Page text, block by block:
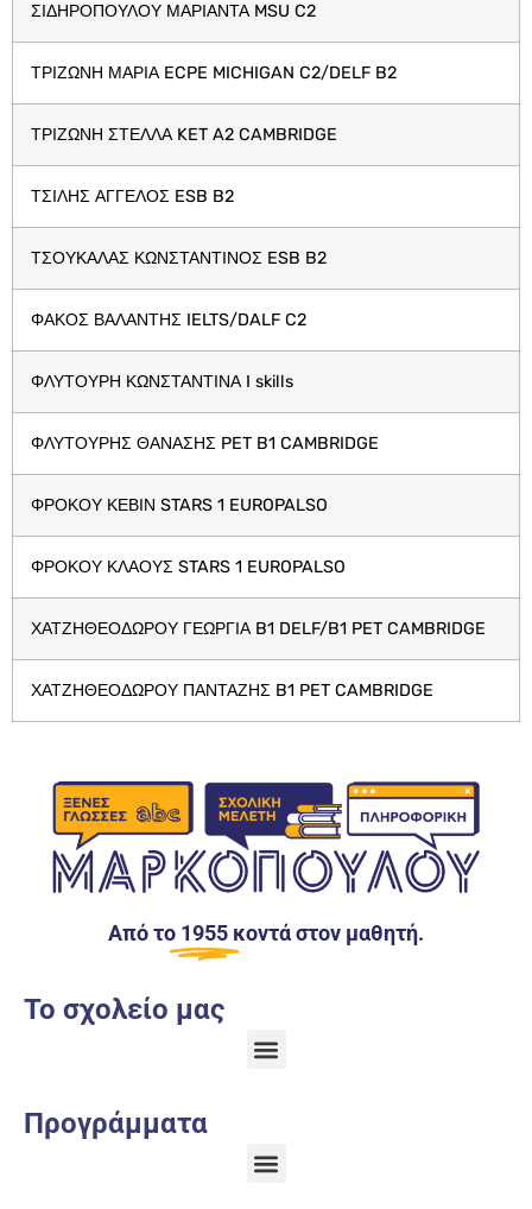
ΣΙΔΗΡΟΠΟΥΛΟΥ ΜΑΡΙΑΝΤΑ MSU C2
ΤΡΙΖΩΝΗ ΜΑΡΙΑ ECPE MICHIGAN C2/DELF B2
ΤΡΙΖΩΝΗ ΣΤΕΛΛΑ KET A2 CAMBRIDGE
ΤΣΙΛΗΣ ΑΓΓΕΛΟΣ ESB B2
ΤΣΟΥΚΑΛΑΣ ΚΩΝΣΤΑΝΤΙΝΟΣ ESB B2
ΦΑΚΟΣ ΒΑΛΑΝΤΗΣ IELTS/DALF C2
ΦΛΥΤΟΥΡΗ ΚΩΝΣΤΑΝΤΙΝΑ I skills
ΦΛΥΤΟΥΡΗΣ ΘΑΝΑΣΗΣ PET B1 CAMBRIDGE
ΦΡΟΚΟΥ ΚΕΒΙΝ STARS 1 EUROPALSO
ΦΡΟΚΟΥ ΚΛΑΟΥΣ STARS 1 EUROPALSO
ΧΑΤΖΗΘΕΟΔΩΡΟΥ ΓΕΩΡΓΙΑ B1 DELF/B1 PET CAMBRIDGE
ΧΑΤΖΗΘΕΟΔΩΡΟΥ ΠΑΝΤΑΖΗΣ B1 PET CAMBRIDGE
Από το 1955 κοντά στον μαθητή.
Το σχολείο μας
Προγράμματα